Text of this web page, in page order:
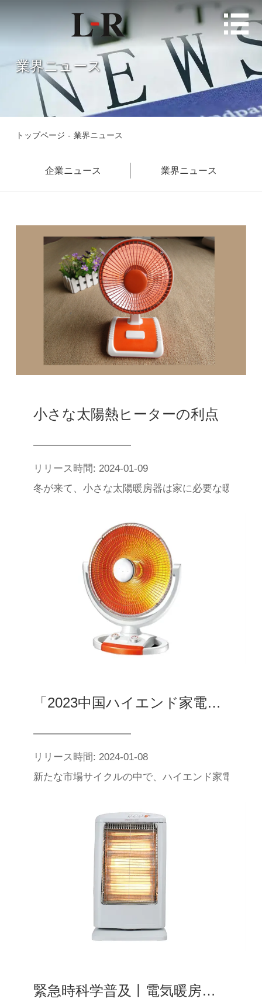

業界ニュース
トップページ - 業界ニュース
企業ニュース 業界ニュース
小さな太陽熱ヒーターの利点
リリース時間: 2024-01-09
冬が来て、小さな太陽暖房器は家に必要な暖房神
「2023中国ハイエンド家電市場報告」を発表！
リリース時間: 2024-01-08
新たな市場サイクルの中で、ハイエンド家電はま
緊急時科学普及丨電気暖房の使用安全法則